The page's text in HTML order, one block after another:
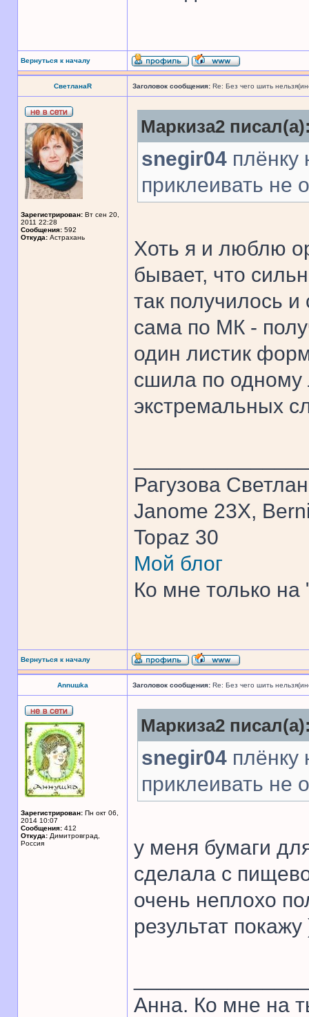
Вернуться к началу
СветланаR Заголовок сообщения: Re: Без чего шить
Зарегистрирован: Вт сен 20,
2011 22:28
Сообщения: 592
Откуда: Астрахань
Маркиза2
snegir04 плёнку
приклеивать не
Хоть я и люблю
бывает, что
так получилось
сама по МК -
один листик
сшила по одному
экстремальных
Рагузова
Janome 23X,
Topaz 30
Мой блог
Ко мне только на
Вернуться к началу
Annuшka Заголовок сообщения: Re: Без чего шить
Зарегистрирован: Пн окт 06,
2014 10:07
Сообщения: 412
Откуда: Димитровград,
Россия
Маркиза2
snegir04 плёнку
приклеивать не
у меня бумаги
сделала с
очень неплохо
результат покажу
Анна. Ко мне на